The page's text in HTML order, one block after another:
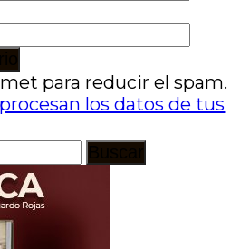
para reducir el spam.
los datos de tus